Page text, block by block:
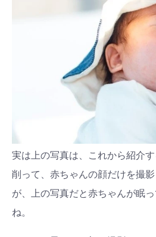
実は上の写真は、これから紹介
削って、赤ちゃんの顔だけを撮
が、上の写真だと赤ちゃんが眠
ね。